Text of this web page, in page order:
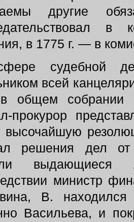
другие
в
в 1775 г. — в
судебной
всей
общем собрании
прокурор
высочайшую
решения дел от
выдающиеся
министр
В.
Васильева, и